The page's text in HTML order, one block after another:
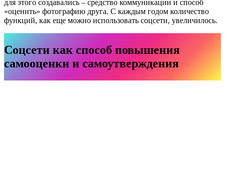
для этого создавались – средство коммуникации и способ
«оценить» фотографию друга. С каждым годом количество
функций, как еще можно использовать соцсети, увеличилось.
Соцсети как способ повышения
самооценки и самоутверждения